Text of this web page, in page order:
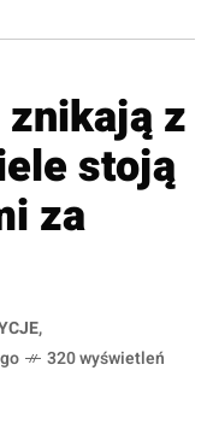
z
stoją
za
,
320 wyświetleń